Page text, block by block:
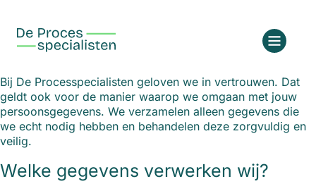
Bij De Processpecialisten geloven we in vertrouwen. Dat
geldt ook voor de manier waarop we omgaan met jouw
persoonsgegevens. We verzamelen alleen gegevens die
we echt nodig hebben en behandelen deze zorgvuldig en
veilig.
Welke gegevens verwerken wij?